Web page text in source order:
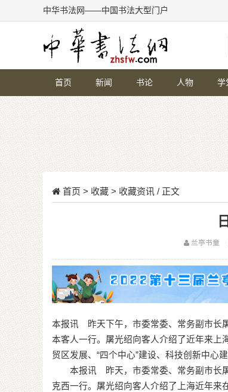
中华书法网——中国书法大型门户
首页 新闻 书论 人物 学
本报讯 昨天下午，市委常委、常务副市长
本客人一行。屠光绍向客人介绍了近年来上
本报讯 昨天，市委常委、常务副市长屠
克西一行。屠光绍向客人介绍了上海近年来
Tags：阿尔及利亚 日本 来访 客人